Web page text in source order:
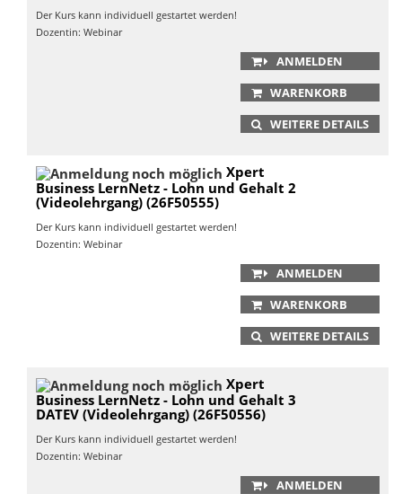
Der Kurs kann individuell gestartet werden!
Dozentin: Webinar
ANMELDEN
WARENKORB
WEITERE DETAILS
Xpert
Business LernNetz - Lohn und Gehalt 2
(Videolehrgang) (26F50555)
Der Kurs kann individuell gestartet werden!
Dozentin: Webinar
ANMELDEN
WARENKORB
WEITERE DETAILS
Xpert
Business LernNetz - Lohn und Gehalt 3
DATEV (Videolehrgang) (26F50556)
Der Kurs kann individuell gestartet werden!
Dozentin: Webinar
ANMELDEN